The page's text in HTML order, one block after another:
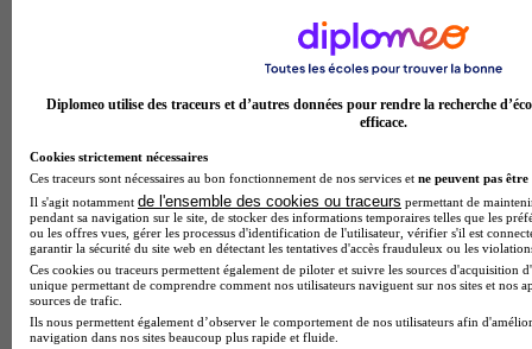
École de gestion et de commerce
Voir l’établissement
Diplomeo utilise des traceurs et d’autres données pour rendre la recherche
efficace.
Cookies strictement nécessaires
Ces traceurs sont nécessaires au bon fonctionnement de nos services et ne peuvent pas être
Il s'agit notamment de l'ensemble des cookies ou traceurs permettant de
pendant sa navigation sur le site, de stocker des informations temporaires telles que les
ou les offres vues, gérer les processus d'identification de l'utilisateur, vérifier s'il est
garantir la sécurité du site web en détectant les tentatives d'accès frauduleux ou les
Ces cookies ou traceurs permettent également de piloter et suivre les sources d'acquisition
unique permettant de comprendre comment nos utilisateurs naviguent sur nos sites et nos
sources de trafic.
Ils nous permettent également d’observer le comportement de nos utilisateurs afin
navigation dans nos sites beaucoup plus rapide et fluide.